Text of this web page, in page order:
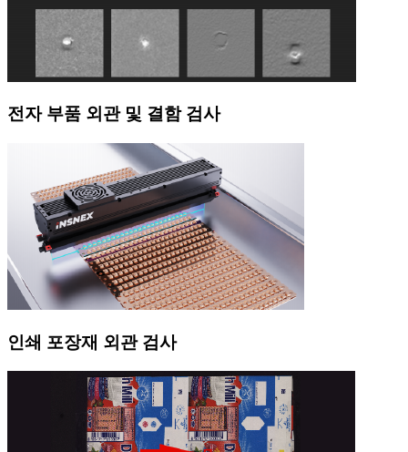
전자 부품 외관 및 결함 검사
인쇄 포장재 외관 검사